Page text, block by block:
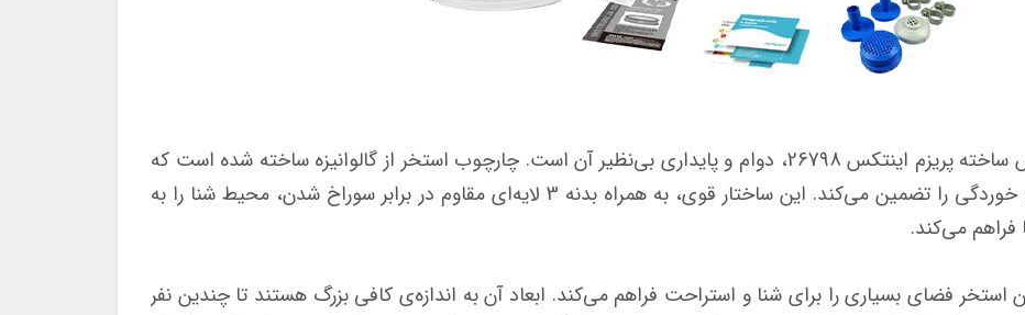
یکی از ویژگی‌های برجسته‌ی استخر پیش ساخته پریزم اینتکس 26798، دوام و پایداری بی‌نظیر آن است. چارچوب استخر از گالوانیزه ساخته شده است که
مقاومت بلندمدت و در برابر زنگ‌زدگی و خوردگی را تضمین می‌کند. این ساختار قوی، به همراه بدنه 3 لایه‌ای مقاوم در برابر سوراخ شدن، محیط شنا را به
می‌کند.
فضای بسیاری را برای شنا و استراحت فراهم می‌کند. ابعاد آن به اندازه‌ی کافی بزرگ هستند تا چندین نفر